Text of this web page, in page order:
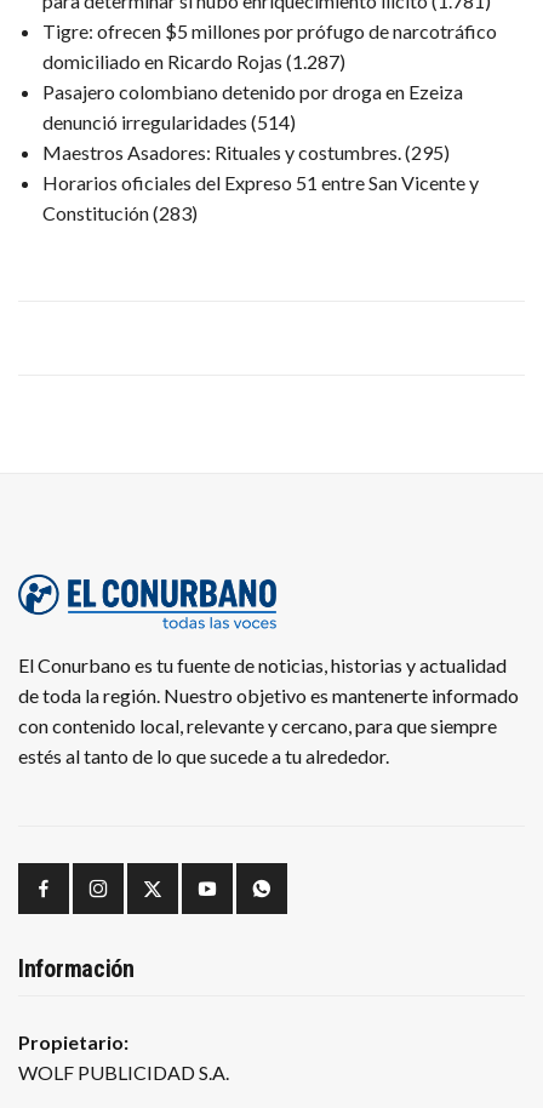
Tigre: ofrecen $5 millones por prófugo de narcotráfico
domiciliado en Ricardo Rojas (1.287)
Pasajero colombiano detenido por droga en Ezeiza
denunció irregularidades (514)
Maestros Asadores: Rituales y costumbres.(295)
Horarios oficiales del Expreso 51 entre San Vicente y
Constitución(283)
El Conurbano es tu fuente de noticias, historias y actualidad
de toda la región. Nuestro objetivo es mantenerte informado
con contenido local, relevante y cercano, para que siempre
estés al tanto de lo que sucede a tu alrededor.
Información
Propietario:
WOLF PUBLICIDAD S.A.